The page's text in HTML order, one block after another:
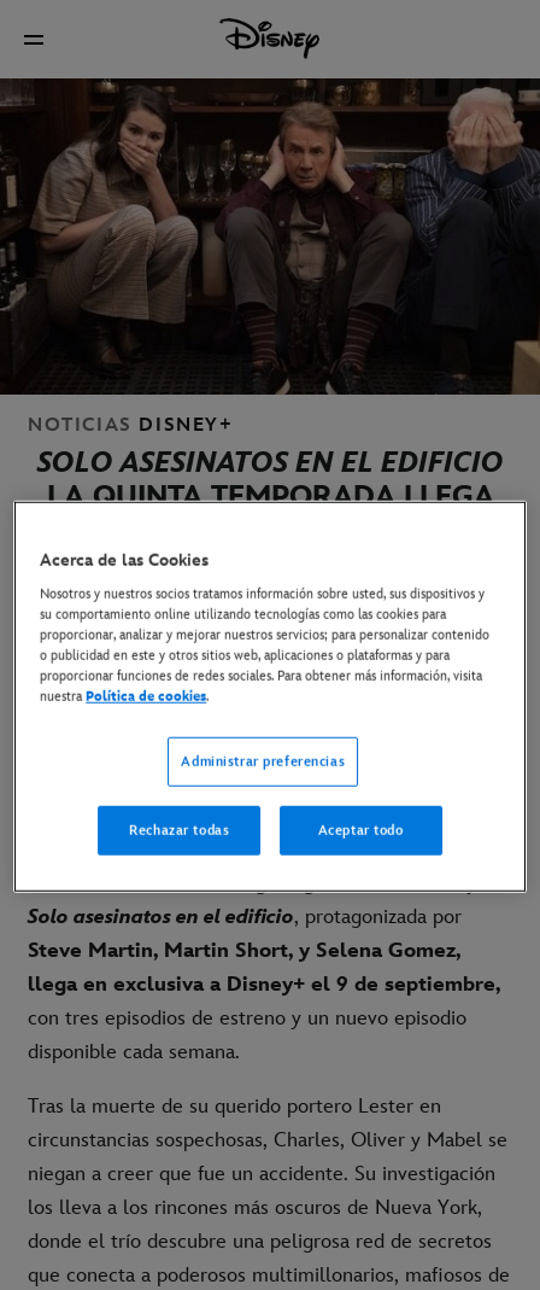
NOTICIAS DISNEY+
SOLO ASESINATOS EN EL EDIFICIO
LA QUINTA TEMPORADA LLEGA
SEPTIEMBRE
28 de julio de 2025
Protagonizada por Steve Martin, Martin Short y
Selena Gomez
Madrid, 23 de julio de 2025.-La quinta temporada
de la serie de comedia original ganadora del Emmy®
Solo asesinatos en el edificio, protagonizada por
Steve Martin, Martin Short, y Selena Gomez,
llega en exclusiva a Disney+ el 9 de septiembre,
con tres episodios de estreno y un nuevo episodio
disponible cada semana.
Tras la muerte de su querido portero Lester en
circunstancias sospechosas, Charles, Oliver y Mabel se
niegan a creer que fue un accidente. Su investigación
los lleva a los rincones más oscuros de Nueva York,
donde el trío descubre una peligrosa red de secretos
que conecta a poderosos multimillonarios, mafiosos de
Acerca de las Cookies
Nosotros y nuestros socios tratamos información sobre usted, sus dispositivos y
su comportamiento online utilizando tecnologías como las cookies para
proporcionar, analizar y mejorar nuestros servicios; para personalizar contenido
o publicidad en este y otros sitios web, aplicaciones o plataformas y para
proporcionar funciones de redes sociales. Para obtener más información, visita
nuestraPolítica de cookies.
Administrar preferencias
Rechazar todas Aceptar todo